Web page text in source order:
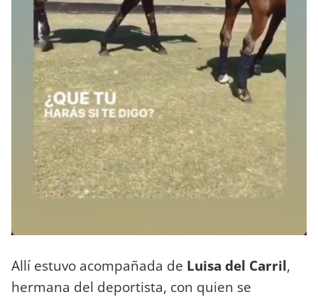
Allí estuvo acompañada de Luisa del Carril,
hermana del deportista, con quien se